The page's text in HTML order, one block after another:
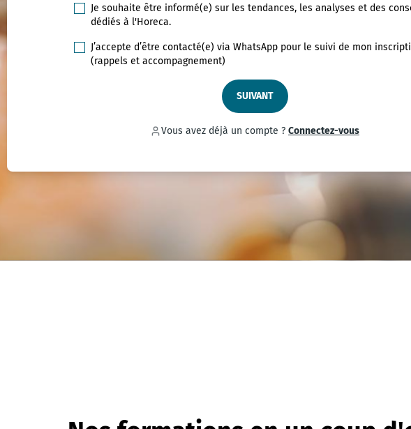
Je souhaite être informé(e) sur les tendances, les analyses et des
dédiés à l'Horeca.
J’accepte d’être contacté(e) via WhatsApp pour le suivi de mon
(rappels et accompagnement)
SUIVANT
Vous avez déjà un compte ? Connectez-vous